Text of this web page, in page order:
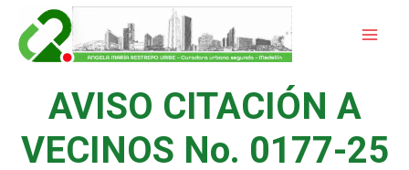
contenido
AVISO CITACIÓN A
VECINOS No. 0177-25